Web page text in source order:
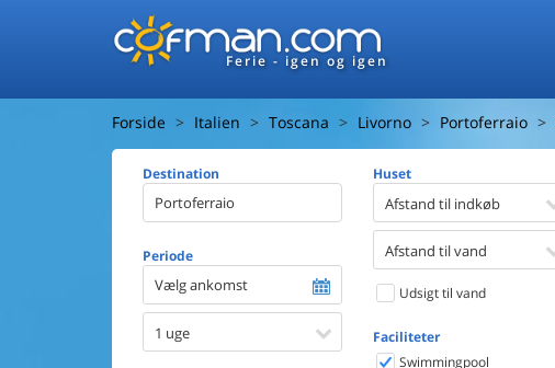
Ferie - igen og igen
Forside Italien Toscana Livorno Portoferraio
Destination
Periode
Vælg ankomst
1 uge
Huset
Afstand til indkøb
Afstand til vand
Udsigt til vand
Faciliteter
Swimmingpool